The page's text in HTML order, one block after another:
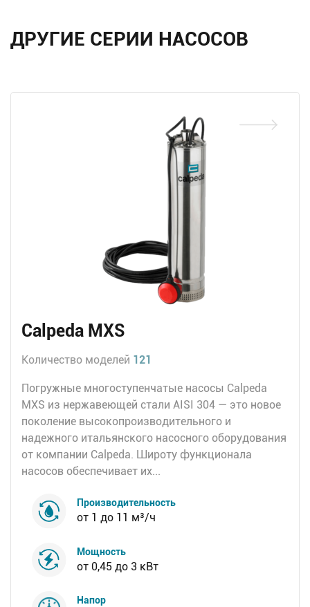
ДРУГИЕ СЕРИИ НАСОСОВ
Calpeda MXS
Количество моделей 121
Погружные многоступенчатые насосы Calpeda
MXS из нержавеющей стали AISI 304 — это новое
поколение высокопроизводительного и
надежного итальянского насосного оборудования
от компании Calpeda. Широту функционала
насосов обеспечивает их...
Производительность
от 1 до 11 м³/ч
Мощность
от 0,45 до 3 кВт
Напор